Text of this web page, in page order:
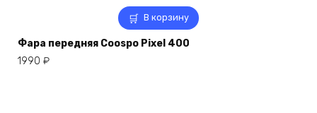
В корзину
Фара передняя Coospo Pixel 400
1990 ₽